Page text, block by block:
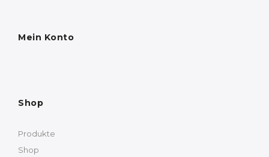
Mein Konto
Shop
Produkte
Shop